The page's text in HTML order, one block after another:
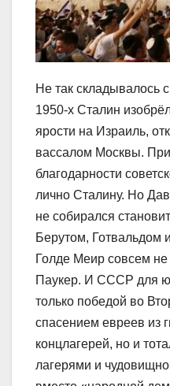
Не так складывалось
1950-х Сталин
ярости на Израиль,
вассалом Москвы.
благодарности
лично Сталину. Но
не собирался
Берутом, Готвальдом
Голде Меир совсем
Паукер. И СССР для
только победой во
спасением евреев из
концлагерей, но и
лагерями и